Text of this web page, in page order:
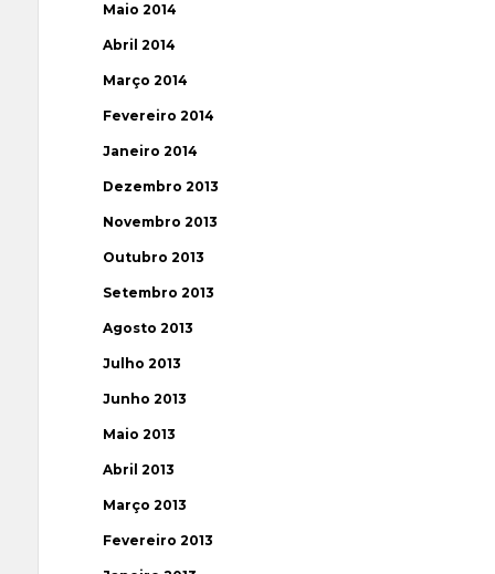
Maio 2014
Abril 2014
Março 2014
Fevereiro 2014
Janeiro 2014
Dezembro 2013
Novembro 2013
Outubro 2013
Setembro 2013
Agosto 2013
Julho 2013
Junho 2013
Maio 2013
Abril 2013
Março 2013
Fevereiro 2013